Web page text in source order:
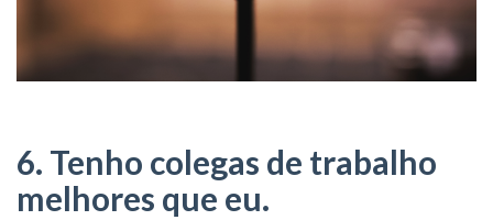
6. Tenho colegas de trabalho
melhores que eu.